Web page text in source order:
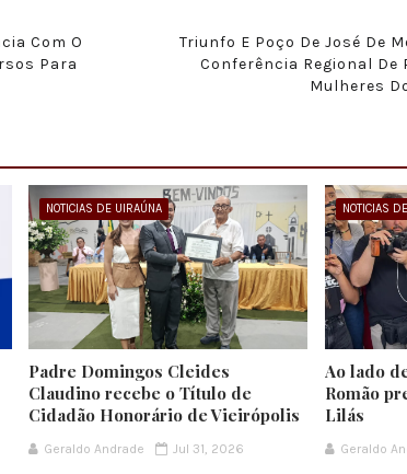
Com O
Para
Triunfo E Poço De José De
Conferência Regional
Mulheres
NOTICIAS DE UIRAÚNA
Padre Domingos Cleides
Claudino recebe o Título de
Cidadão Honorário de Vieirópolis
Geraldo Andrade Jul 31, 2026
NOTICIAS
Ao lado
Romão
Lilás
Geraldo